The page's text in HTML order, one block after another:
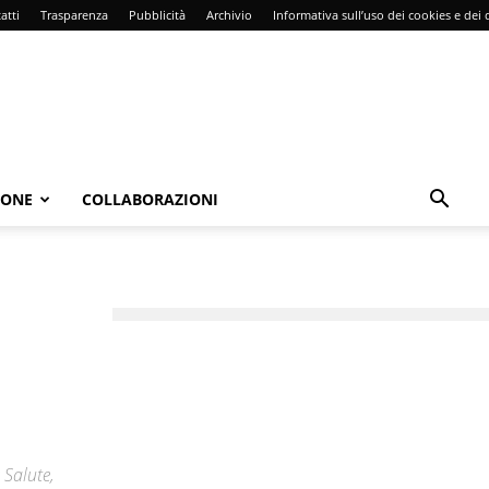
Trasparenza Pubblicità Archivio Informativa sull’uso dei cookies e dei
COLLABORAZIONI